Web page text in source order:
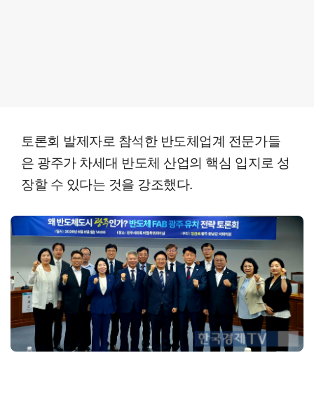
토론회 발제자로 참석한 반도체업계 전문가들
은 광주가 차세대 반도체 산업의 핵심 입지로 성
장할 수 있다는 것을 강조했다.